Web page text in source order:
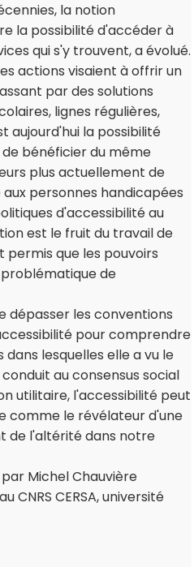
la notion
la possibilité d'accéder à
qui s'y trouvent, a évolué.
actions visaient à offrir un
par des solutions
lignes régulières,
aujourd'hui la possibilité
de bénéficier du même
plus actuellement de
personnes handicapées
d'accessibilité au
est le fruit du travail de
que les pouvoirs
de
dépasser les conventions
pour comprendre
lesquelles elle a vu le
au consensus social
utilitaire, l'accessibilité peut
comme le révélateur d'une
de l'altérité dans notre
Michel Chauvière
CERSA, université